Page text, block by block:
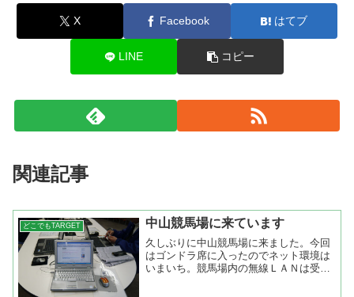
X Facebook はてブ
LINE コピー
関連記事
どこでもTARGET 中山競馬場に来ています
久しぶりに中山競馬場に来ました。今回
はゴンドラ席に入ったのでネット環境は
いまいち。競馬場内の無線ＬＡＮは受信